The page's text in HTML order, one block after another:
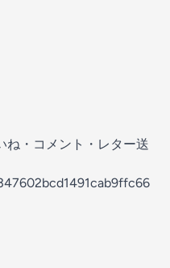
ね・コメント・レター送